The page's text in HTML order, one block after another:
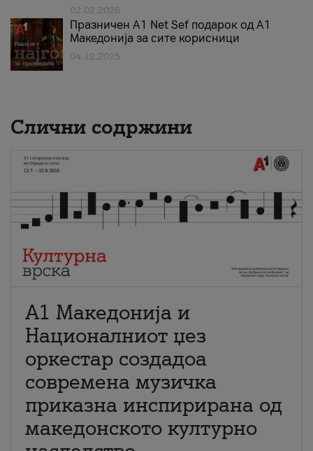
02.02.2026
Празничен A1 Net Sеf подарок од А1
Македонија за сите корисници
04.12.2025
Слични содржини
А1 Македонија и
Националниот џез
оркестар создадоа
современа музичка
приказна инспирирана од
македонското културно